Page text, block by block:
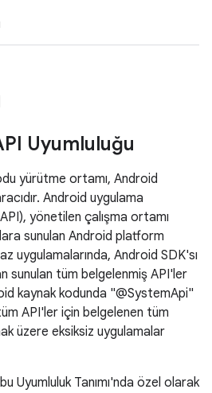
Uyumluluğu
yürütme ortamı, Android
Android uygulama
yönetilen çalışma ortamı
sunulan Android platform
uygulamalarında, Android SDK'sı
sunulan tüm belgelenmiş API'ler
kaynak kodunda "@SystemApi"
API'ler için belgelenen tüm
üzere eksiksiz uygulamalar
Uyumluluk Tanımı'nda özel olarak